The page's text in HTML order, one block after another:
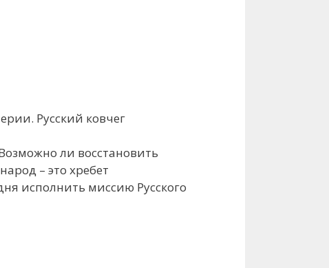
Русский ковчег
ли восстановить
– это хребет
исполнить миссию Русского